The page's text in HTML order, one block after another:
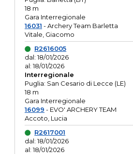
18 m
Gara Interregionale
16031 - Archery Team Barletta
Vitale, Giacomo
R2616005
dal: 18/01/2026
al: 18/01/2026
Interregionale
Puglia: San Cesario di Lecce (LE)
18 m
Gara Interregionale
16099 - EVO' ARCHERY TEAM
Accoto, Lucia
R2617001
dal: 18/01/2026
al: 18/01/2026